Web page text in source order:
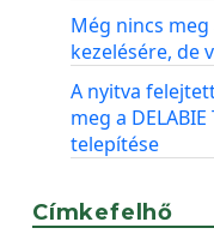
Még nincs
kezelésére, de
A nyitva
meg a
telepítése
Címkefelhő